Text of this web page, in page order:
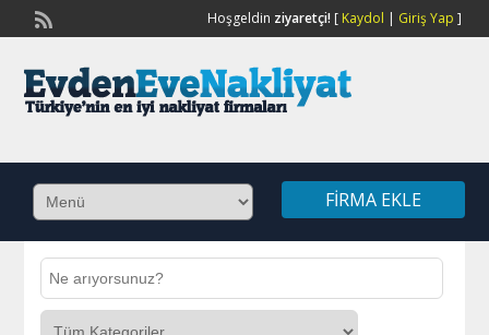
Hoşgeldin ziyaretçi![ Kaydol | Giriş Yap ]
FIRMA EKLE